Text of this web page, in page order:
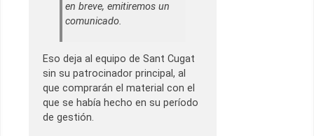
en breve, emitiremos un
comunicado.
Eso deja al equipo de Sant Cugat
sin su patrocinador principal, al
que comprarán el material con el
que se había hecho en su período
de gestión.